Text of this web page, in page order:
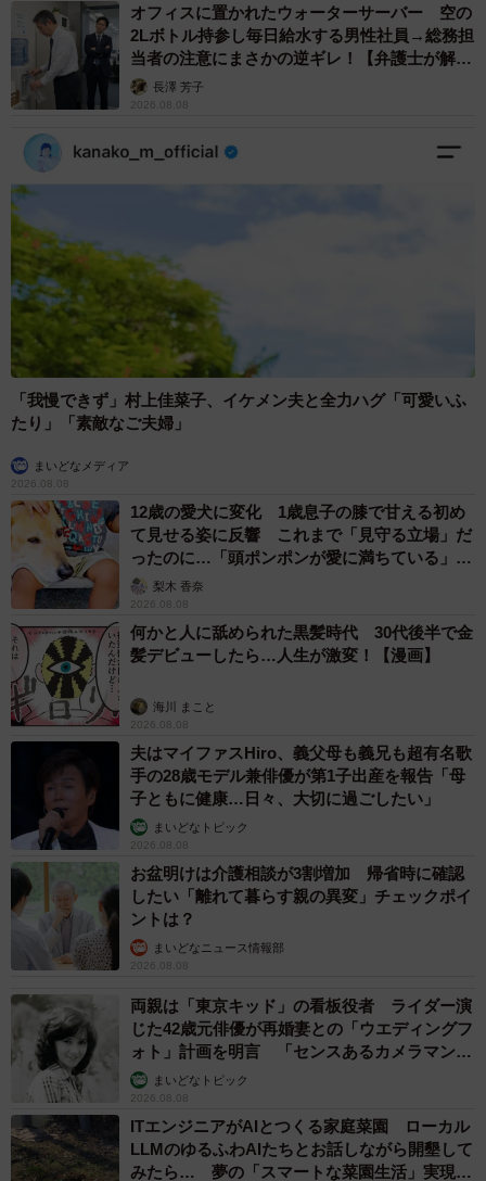
オフィスに置かれたウォーターサーバー 空の
2Lボトル持参し毎日給水する男性社員→総務担
当者の注意にまさかの逆ギレ！【弁護士が解
説】長澤 芳子
2026.08.08
「我慢できず」村上佳菜子、イケメン夫と全力ハグ「可愛いふ
たり」「素敵なご夫婦」
まいどなメディア
2026.08.08
12歳の愛犬に変化 1歳息子の膝で甘える初め
て見せる姿に反響 これまで「見守る立場」だ
ったのに…「頭ポンポンが愛に満ちている」
「尊…」
梨木 香奈
2026.08.08
何かと人に舐められた黒髪時代 30代後半で金
髪デビューしたら…人生が激変！【漫画】
海川 まこと
2026.08.08
夫はマイファスHiro、義父母も義兄も超有名歌
手の28歳モデル兼俳優が第1子出産を報告「母
子ともに健康…日々、大切に過ごしたい」
まいどなトピック
2026.08.08
お盆明けは介護相談が3割増加 帰省時に確認
したい「離れて暮らす親の異変」チェックポイ
ントは？
まいどなニュース情報部
2026.08.08
両親は「東京キッド」の看板役者 ライダー演
じた42歳元俳優が再婚妻との「ウエディングフ
ォト」計画を明言 「センスあるカメラマン求
む」まいどなトピック
2026.08.08
ITエンジニアがAIとつくる家庭菜園 ローカル
LLMのゆるふわAIたちとお話しながら開墾して
みたら… 夢の「スマートな菜園生活」実現な